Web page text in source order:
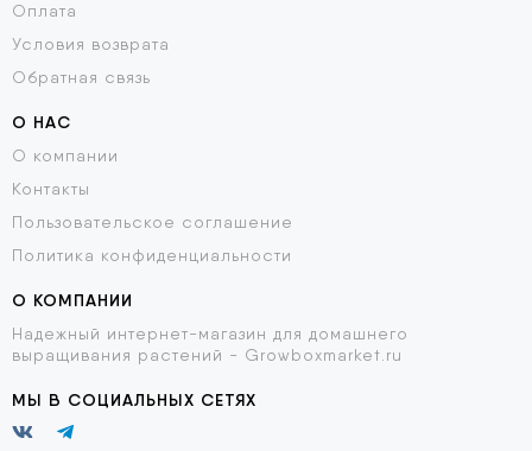
Оплата
Условия возврата
Обратная связь
О НАС
О компании
Контакты
Пользовательское соглашение
Политика конфиденциальности
О КОМПАНИИ
Надежный интернет-магазин для домашнего
выращивания растений - Growboxmarket.ru
МЫ В СОЦИАЛЬНЫХ СЕТЯХ